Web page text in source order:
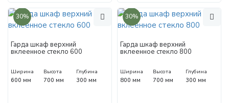
30%
Гарда шкаф верхний
вклеенное стекло 600
Ширина
600 мм
Высота
700 мм
Глубина
300 мм
30%
Гарда шкаф верхний
вклеенное стекло 800
Ширина
800 мм
Высота
700 мм
Глубина
300 мм